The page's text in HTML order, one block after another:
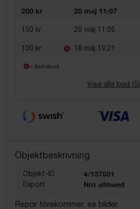
200 kr 20 maj 11:07
150 kr 20 maj 11:05
100 kr 18 maj 19:21
= Autobud
Visa alla bud (5)
Objektbeskrivning
Objekt-ID 4/137501
Export Not allowed
Repor förekommer, se bilder.